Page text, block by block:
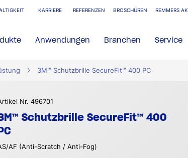
KARRIERE REFERENZEN BROSCHÜREN REMMERS
Anwendungen Branchen Service
3M™ Schutzbrille SecureFit™ 400 PC
Nr. 496701
Schutzbrille SecureFit™ 400
AF (Anti-Scratch / Anti-Fog)